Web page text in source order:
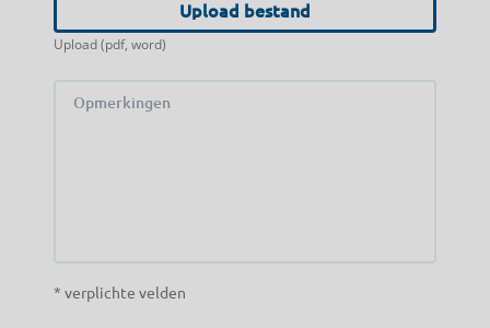
Upload bestand
Upload (pdf, word)
* verplichte velden